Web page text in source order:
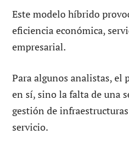
Este modelo híbrido
eficiencia económica,
empresarial.
Para algunos analistas, el
en sí, sino la falta de una
gestión de
servicio.